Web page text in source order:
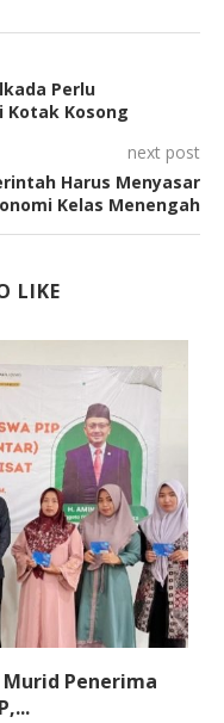
Perlu
Kotak Kosong
next post
Harus Menyasar
Kelas Menengah
LIKE
Penerima